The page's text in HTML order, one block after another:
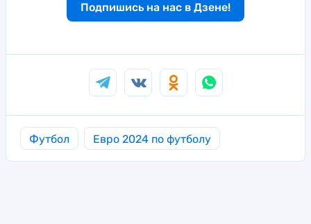
Подпишись на нас в Дзене!
Футбол Евро 2024 по футболу